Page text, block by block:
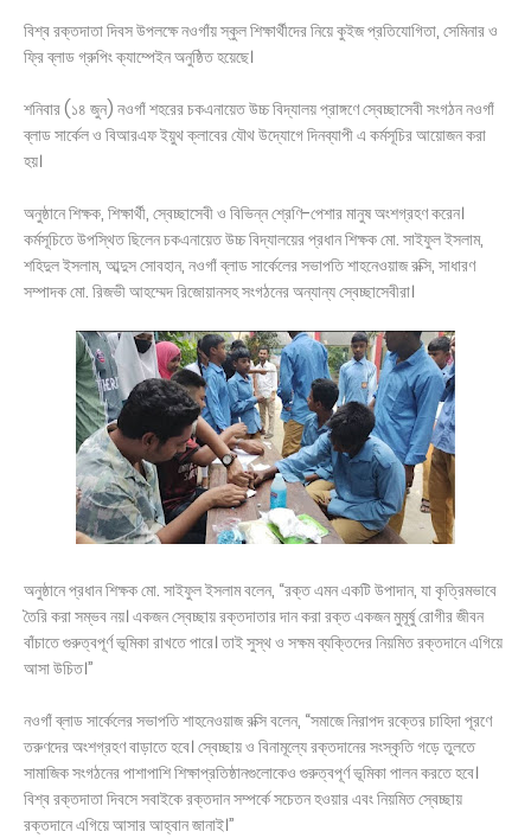
বিশ্ব রক্তদাতা দিবস উপলক্ষে নওগাঁয় স্কুল শিক্ষার্থীদের নিয়ে কুইজ প্রতিযোগিতা, সেমিনার ও
ফ্রি ব্লাড গ্রুপিং ক্যাম্পেইন অনুষ্ঠিত হয়েছে।
শনিবার (১৪ জুন) নওগাঁ শহরের চকএনায়েত উচ্চ বিদ্যালয় প্রাঙ্গণে স্বেচ্ছাসেবী সংগঠন নওগাঁ
ব্লাড সার্কেল ও বিআরএফ ইয়ুথ ক্লাবের যৌথ উদ্যোগে দিনব্যাপী এ কর্মসূচির আয়োজন করা
হয়।
অনুষ্ঠানে শিক্ষক, শিক্ষার্থী, স্বেচ্ছাসেবী ও বিভিন্ন শ্রেণি-পেশার মানুষ অংশগ্রহণ করেন।
কর্মসূচিতে উপস্থিত ছিলেন চকএনায়েত উচ্চ বিদ্যালয়ের প্রধান শিক্ষক মো. সাইফুল ইসলাম,
শহিদুল ইসলাম, আব্দুস সোবহান, নওগাঁ ব্লাড সার্কেলের সভাপতি শাহনেওয়াজ রক্সি, সাধারণ
সম্পাদক মো. রিজভী আহম্মেদ রিজোয়ানসহ সংগঠনের অন্যান্য স্বেচ্ছাসেবীরা।
অনুষ্ঠানে প্রধান শিক্ষক মো. সাইফুল ইসলাম বলেন, “রক্ত এমন একটি উপাদান, যা কৃত্রিমভাবে
তৈরি করা সম্ভব নয়। একজন স্বেচ্ছায় রক্তদাতার দান করা রক্ত একজন মুমূর্ষু রোগীর জীবন
বাঁচাতে গুরুত্বপূর্ণ ভূমিকা রাখতে পারে। তাই সুস্থ ও সক্ষম ব্যক্তিদের নিয়মিত রক্তদানে এগিয়ে
আসা উচিত।”
নওগাঁ ব্লাড সার্কেলের সভাপতি শাহনেওয়াজ রক্সি বলেন, “সমাজে নিরাপদ রক্তের চাহিদা পূরণে
তরুণদের অংশগ্রহণ বাড়াতে হবে। স্বেচ্ছায় ও বিনামূল্যে রক্তদানের সংস্কৃতি গড়ে তুলতে
সামাজিক সংগঠনের পাশাপাশি শিক্ষাপ্রতিষ্ঠানগুলোকেও গুরুত্বপূর্ণ ভূমিকা পালন করতে হবে।
বিশ্ব রক্তদাতা দিবসে সবাইকে রক্তদান সম্পর্কে সচেতন হওয়ার এবং নিয়মিত স্বেচ্ছায়
রক্তদানে এগিয়ে আসার আহ্বান জানাই।”